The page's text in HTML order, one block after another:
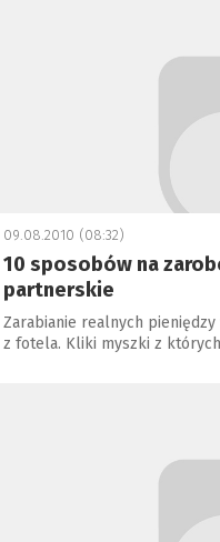
09.08.2010 (08:32)
10 sposobów na
partnerskie
Zarabianie realnych
z fotela. Kliki myszki z